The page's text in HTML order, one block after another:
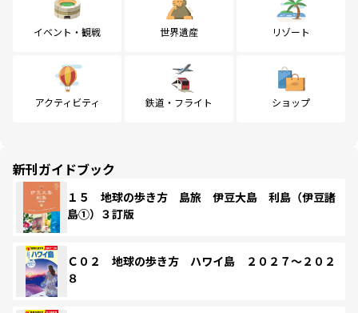
イベント・観戦 世界遺産 リゾート
アクティビティ 鉄道・フライト ショップ
新刊ガイドブック
１５ 地球の歩き方 島旅 伊豆大島 利島（伊豆諸
島①）３訂版
Ｃ０２ 地球の歩き方 ハワイ島 ２０２７～２０２
８